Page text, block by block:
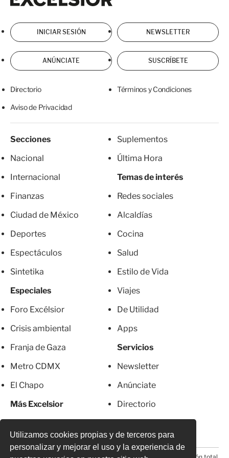
Utilizamos cookies propias y de terceros para
personalizar y mejorar el uso y la experiencia de
INICIAR SESIÓN NEWSLETTER
ANÚNCIATE SUSCRÍBETE
Directorio Términos y Condiciones
Aviso de Privacidad
Secciones
Nacional
Internacional
Finanzas
Ciudad de México
Deportes
Espectáculos
Sintetika
Especiales
Foro Excélsior
Crisis ambiental
Franja de Gaza
Metro CDMX
El Chapo
Más Excelsior
Suplementos
Última Hora
Temas de interés
Redes sociales
Alcaldías
Cocina
Salud
Estilo de Vida
Viajes
De Utilidad
Apps
Servicios
Newsletter
Anúnciate
Directorio